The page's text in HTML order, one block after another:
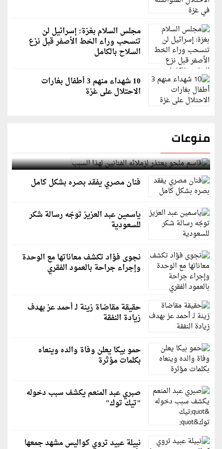
مجلس السلام بغزة: إسرائيل لن
تنسحب وراء الخط الأصفر قبل نزع
السلاح بالكامل
10 شهداء منهم 3 أطفال بغارات
الاحتلال على غزة
منوعات
قاسم ملحو يعتذر لزملائه الفنانين لهذا السبب
فنان مصري يفقد بصره بشكل كامل
ياسمين عبد العزيز توجّه رسالة شكر
للسعودية
نجوى فؤاد تكشف معاناتها مع الوحدة
وإجراء جراحة بالعمود الفقري
حقيقة مقاضاة زينة لـ أحمد عز بهدف
زيادة النفقة
حمو بيكا يعلن وفاة والده وينعاه
بكلمات مؤثرة
صبري عبد المنعم يكشف سبب دخوله
"تيك توك"
نبيلة عبيد تروي كواليس مشهد جمعها